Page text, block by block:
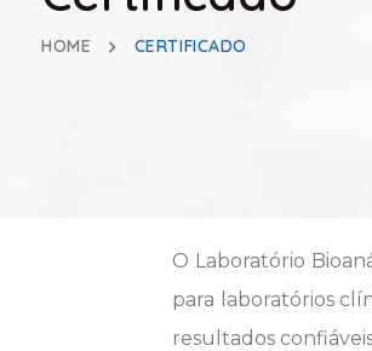
HOME CERTIFICADO
O Laboratório
para laboratórios
resultados